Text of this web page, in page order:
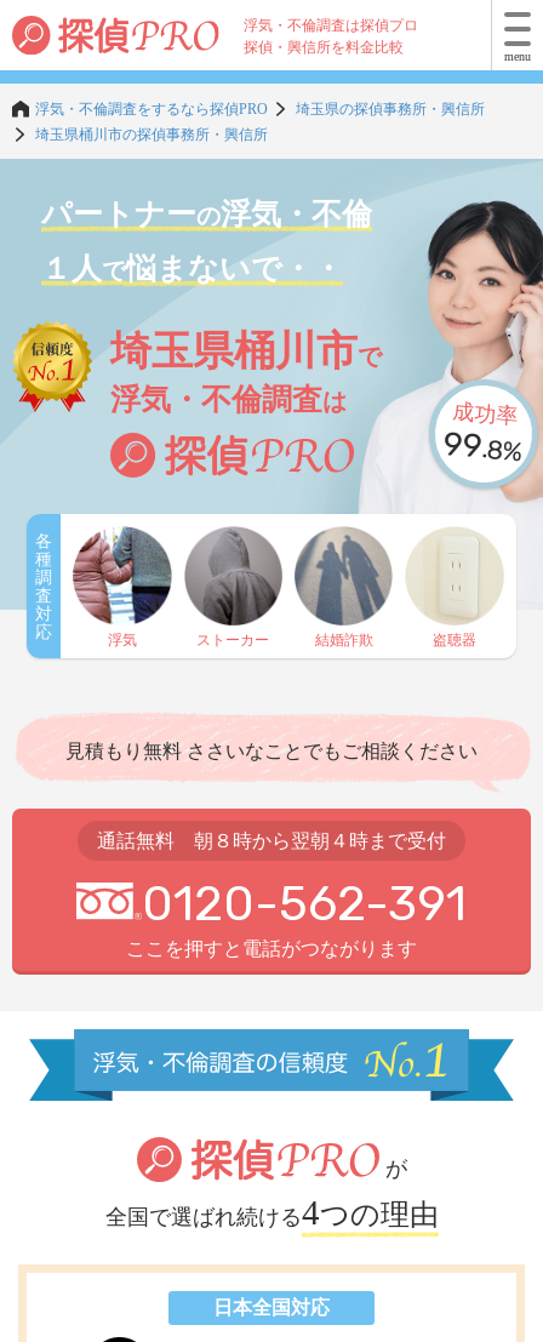
浮気・不倫調査は探偵プロ
探偵・興信所を料金比較
menu
浮気・不倫調査をするなら探偵PRO
埼玉県の探偵事務所・興信所
埼玉県桶川市の探偵事務所・興信所
パートナーの浮気・不倫
１人で悩まないで・・
埼玉県桶川市で
浮気・不倫調査は 成功率
99.8%
各
種
調
査
対
応
浮気 ストーカー 結婚詐欺 盗聴器
見積もり無料 ささいなことでもご相談ください
通話無料 朝８時から翌朝４時まで受付
0120-562-391
ここを押すと電話がつながります
が
全国で選ばれ続ける4つの理由
日本全国対応